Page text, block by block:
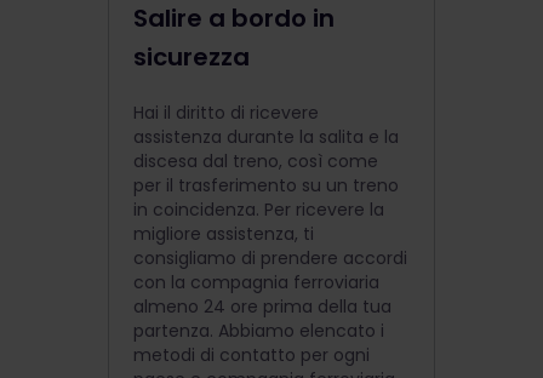
Salire a bordo in
sicurezza
Hai il diritto di ricevere
assistenza durante la salita e la
discesa dal treno, così come
per il trasferimento su un treno
in coincidenza. Per ricevere la
migliore assistenza, ti
consigliamo di prendere accordi
con la compagnia ferroviaria
almeno 24 ore prima della tua
partenza. Abbiamo elencato i
metodi di contatto per ogni